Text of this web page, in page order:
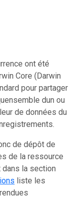
ont été
Core (Darwin
pour partager
dun ou
de données du
de dépôt de
de la ressource
la section
liste les